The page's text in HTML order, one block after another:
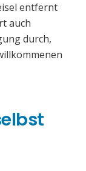
entfernt
auch
durch,